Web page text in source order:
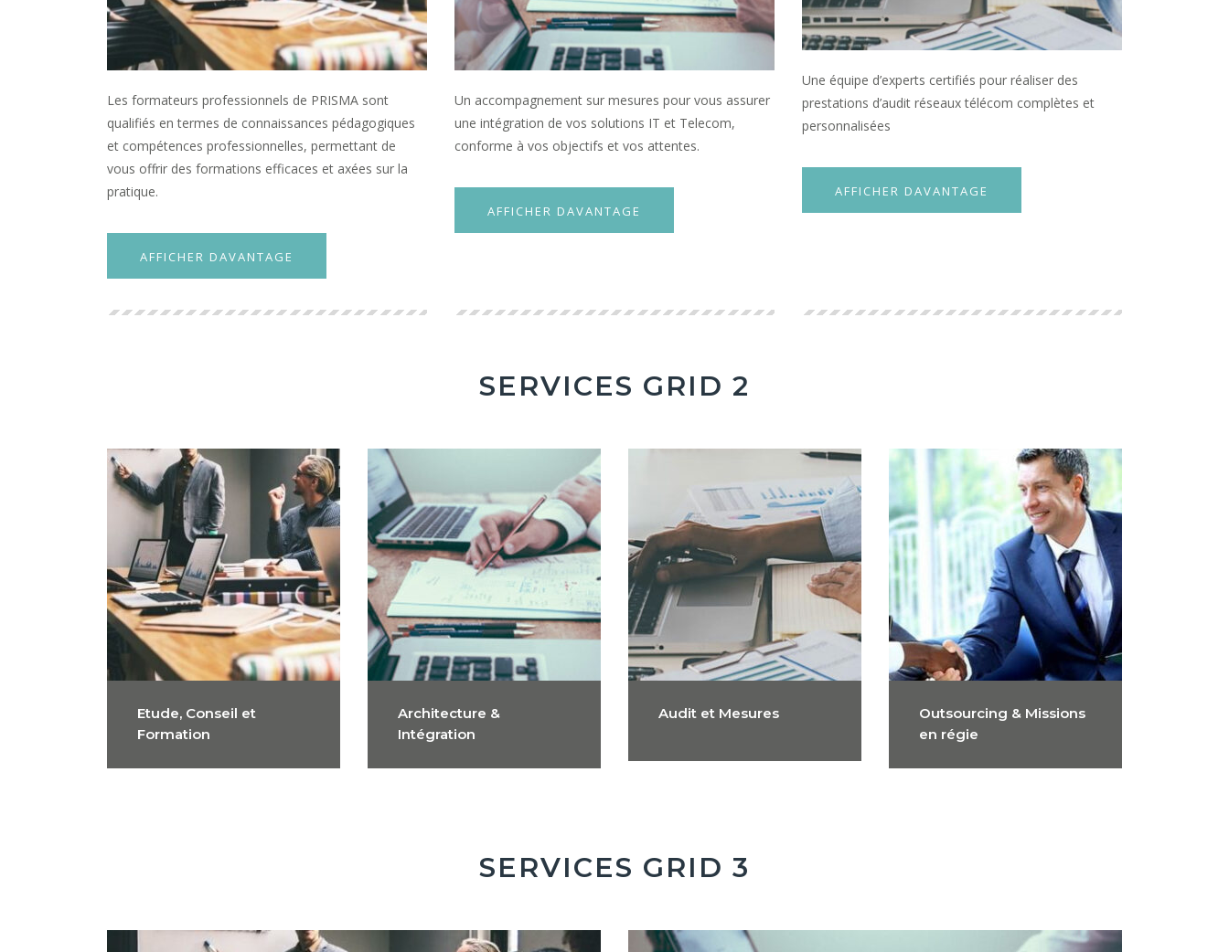
Les formateurs professionnels de PRISMA sont
qualifiés en termes de connaissances pédagogiques
et compétences professionnelles, permettant de
vous offrir des formations efficaces et axées sur la
pratique.
AFFICHER DAVANTAGE
Un accompagnement sur mesures pour vous assurer
une intégration de vos solutions IT et Telecom,
conforme à vos objectifs et vos attentes.
AFFICHER DAVANTAGE
Une équipe d’experts certifiés pour réaliser des
prestations d’audit réseaux télécom complètes et
personnalisées
AFFICHER DAVANTAGE
SERVICES GRID 2
Etude, Conseil et
Formation
Architecture &
Intégration
Audit et Mesures
Outsourcing & Missions
en régie
SERVICES GRID 3